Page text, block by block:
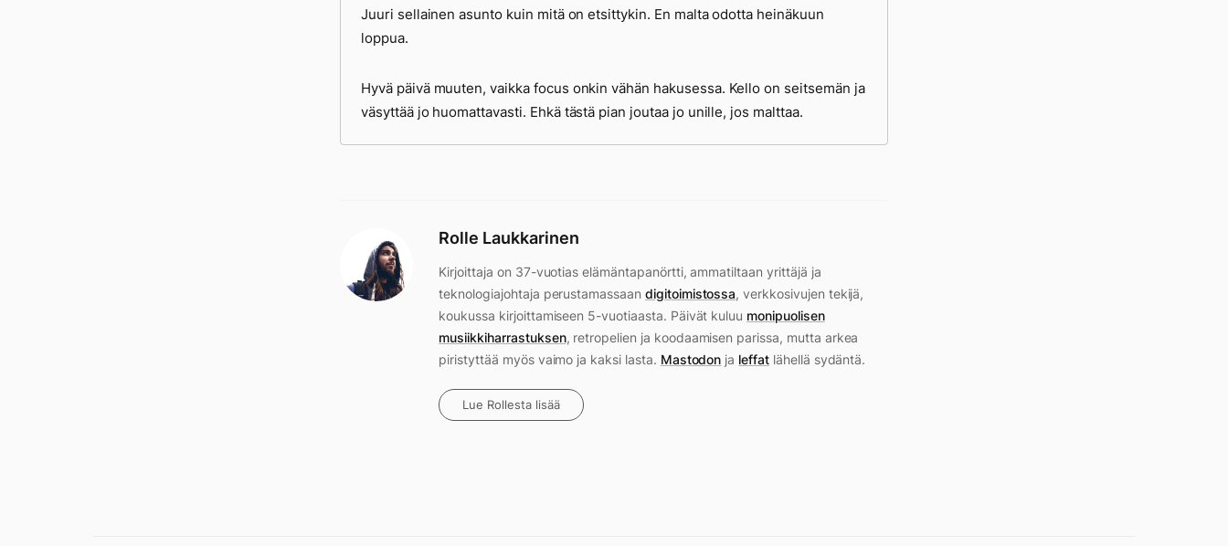
Juuri sellainen asunto kuin mitä on etsittykin. En malta odotta heinäkuun
loppua.
Hyvä päivä muuten, vaikka focus onkin vähän hakusessa. Kello on seitsemän ja
väsyttää jo huomattavasti. Ehkä tästä pian joutaa jo unille, jos malttaa.
Rolle Laukkarinen
Kirjoittaja on 37-vuotias elämäntapanörtti, ammatiltaan yrittäjä ja
teknologiajohtaja perustamassaan digitoimistossa, verkkosivujen tekijä,
koukussa kirjoittamiseen 5-vuotiaasta. Päivät kuluu monipuolisen
musiikkiharrastuksen, retropelien ja koodaamisen parissa, mutta arkea
piristyttää myös vaimo ja kaksi lasta. Mastodon ja leffatlähellä sydäntä.
Lue Rollesta lisää